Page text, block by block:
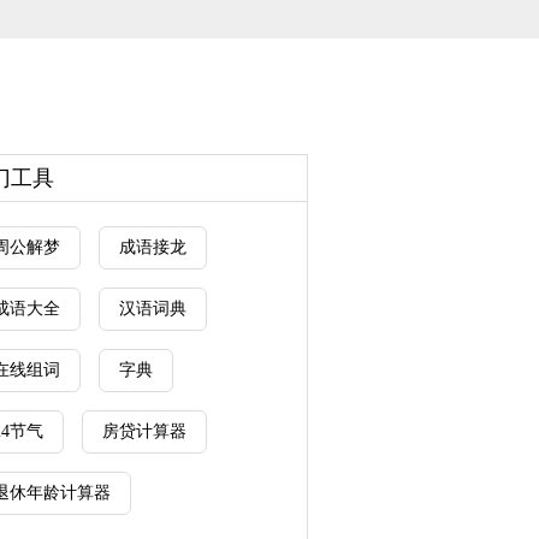
工具
公解梦 成语接龙
语大全 汉语词典
线组词 字典
节气 房贷计算器
休年龄计算器